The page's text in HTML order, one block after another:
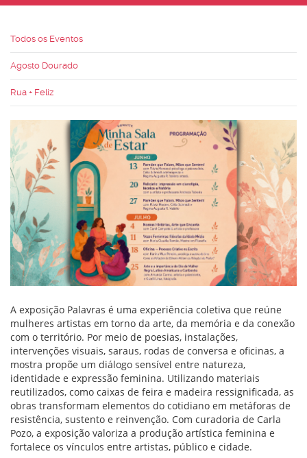
Todos os Eventos
Agosto Dourado
Rua + Feliz
A exposição Palavras é uma experiência coletiva que reúne
mulheres artistas em torno da arte, da memória e da conexão
com o território. Por meio de poesias, instalações,
intervenções visuais, saraus, rodas de conversa e oficinas, a
mostra propõe um diálogo sensível entre natureza,
identidade e expressão feminina. Utilizando materiais
reutilizados, como caixas de feira e madeira ressignificada, as
obras transformam elementos do cotidiano em metáforas de
resistência, sustento e reinvenção. Com curadoria de Carla
Pozo, a exposição valoriza a produção artística feminina e
fortalece os vínculos entre artistas, público e cidade.